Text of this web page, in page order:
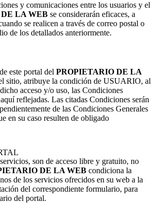
y comunicaciones entre los usuarios y el
LA WEB se considerarán eficaces, a
se realicen a través de correo postal o
de los detallados anteriormente.
este portal del PROPIETARIO DE LA
sitio, atribuye la condición de USUARIO, al
acceso y/o uso, las Condiciones
reflejadas. Las citadas Condiciones serán
de las Condiciones Generales
en su caso resulten de obligado
son de acceso libre y gratuito, no
DE LA WEB condiciona la
de los servicios ofrecidos en su web a la
del correspondiente formulario, para
del portal.